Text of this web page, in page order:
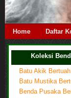
Home Daftar
Koleksi
Batu Akik Bertuah
Batu Mustika
Benda Pusaka